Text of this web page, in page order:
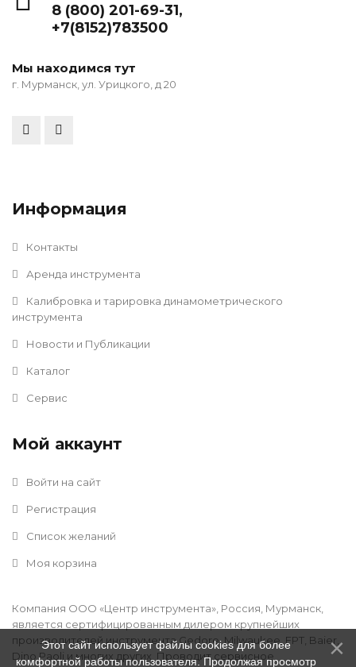
8 (800) 201-69-31,
+7(8152)783500
Мы находимся тут
г. Мурманск, ул. Урицкого, д 20
Информация
Контакты
Аренда инструмента
Калибровка и тарировка динамометрического
инструмента
Новости и Публикации
Каталог
Сервис
Мой аккаунт
Войти на сайт
Регистрация
Список желаний
Моя корзина
Компания ООО «Центр инструмента», Россия, Мурманск,
является сертифицированным дилером крупнейших
производителей инструмента Gedore, Milwaukee, FPT, Baier,
Dino Paoli и многих других. Проводит сервисное
Этот сайт использует файлы cookies для более
комфортной работы пользователя. Продолжая просмотр